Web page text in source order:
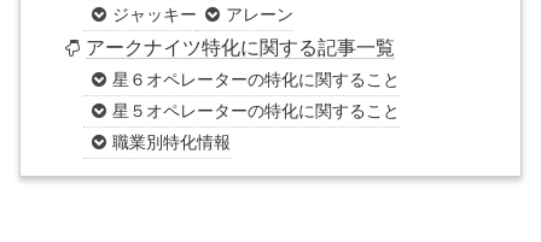
ジャッキー
アレーン
アークナイツ特化に関する記事一覧
星６オペレーターの特化に関すること
星５オペレーターの特化に関すること
職業別特化情報